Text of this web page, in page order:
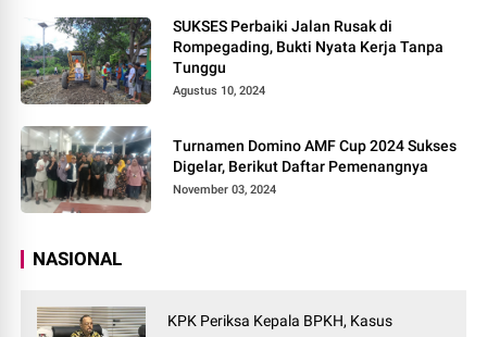
SUKSES Perbaiki Jalan Rusak di
Rompegading, Bukti Nyata Kerja Tanpa
Tunggu
Agustus 10, 2024
Turnamen Domino AMF Cup 2024 Sukses
Digelar, Berikut Daftar Pemenangnya
November 03, 2024
NASIONAL
KPK Periksa Kepala BPKH, Kasus